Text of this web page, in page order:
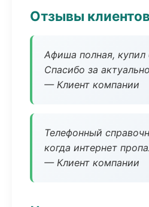
Отзывы клиентов
Афиша полная, купил
Спасибо за
— Клиент компании
Телефонный
когда интернет
— Клиент компании